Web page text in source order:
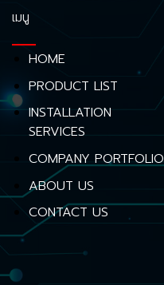
เมนู
HOME
PRODUCT LIST
INSTALLATION
SERVICES
COMPANY PORTFOLIO
ABOUT US
CONTACT US